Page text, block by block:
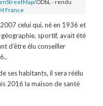
/ODbL - rendu
France
celui qui, né en 1936 et
sportif, avait été
d’être élu conseiller
.
ses habitants, il sera réélu
2016 la maison de santé